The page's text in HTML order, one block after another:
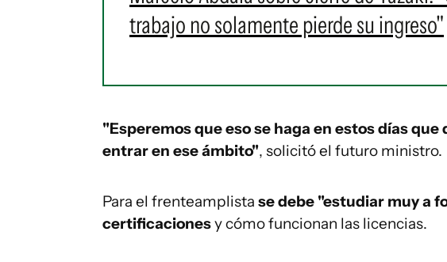
trabajo no solamente pierde su ingreso"
"Esperemos que eso se haga en estos días que
entrar en ese ámbito", solicitó el futuro ministro.
Para el frenteamplista se debe "estudiar muy a
certificacionesy cómo funcionan las licencias.